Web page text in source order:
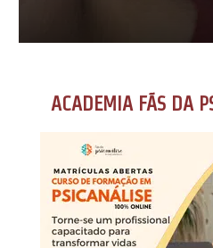
ACADEMIA FÃS DA